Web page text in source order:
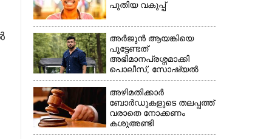
പുതിയ വകുപ്പ്
അർജുൻ ആയങ്കിയെ
പൂട്ടേണ്ടത്
അഭിമാനപ്രശ്നമാക്കി
പൊലീസ്, സാേഷ്യൽ
മീഡിയ ഉപയോഗിക്കുന്നത്
മറ്റൊരാളെന്ന് സംശയം
അഴിമതിക്കാർ
ബോർഡുകളുടെ തലപ്പത്ത്
വരാതെ നോക്കണം
കശുഅണ്ടി
അഴിമതിക്കേസിൽ